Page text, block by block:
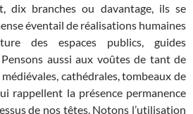
dix branches ou davantage, ils se
éventail de réalisations humaines
des espaces publics, guides
aussi aux voûtes de tant de
cathédrales, tombeaux de
rappellent la présence permanence
de nos têtes. Notons l’utilisation